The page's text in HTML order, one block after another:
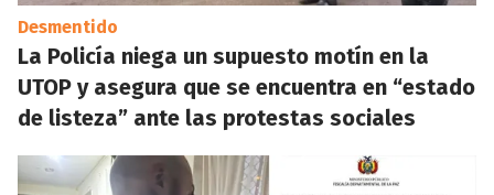
Desmentido
La Policía niega un supuesto motín en la
UTOP y asegura que se encuentra en “estado
de listeza” ante las protestas sociales